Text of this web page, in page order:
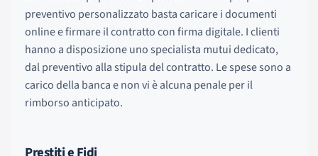
preventivo personalizzato basta caricare i documenti
online e firmare il contratto con firma digitale. I clienti
hanno a disposizione uno specialista mutui dedicato,
dal preventivo alla stipula del contratto. Le spese sono a
carico della banca e non vi è alcuna penale per il
rimborso anticipato.
Prestiti e Fidi